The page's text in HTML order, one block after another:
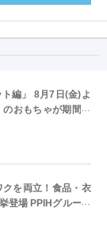
編」 8月7日(金)よ
おもちゃが期間限
を両立！食品・衣
登場 PPIHグループ
順次スタート